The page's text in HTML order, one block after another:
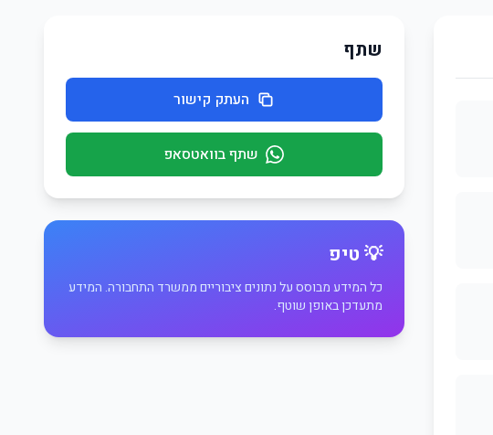
שתף
העתק קישור
שתף בוואטסאפ
💡 טיפ
כל המידע מבוסס על נתונים ציבוריים ממשרד התחבורה. המידע
מתעדכן באופן שוטף.